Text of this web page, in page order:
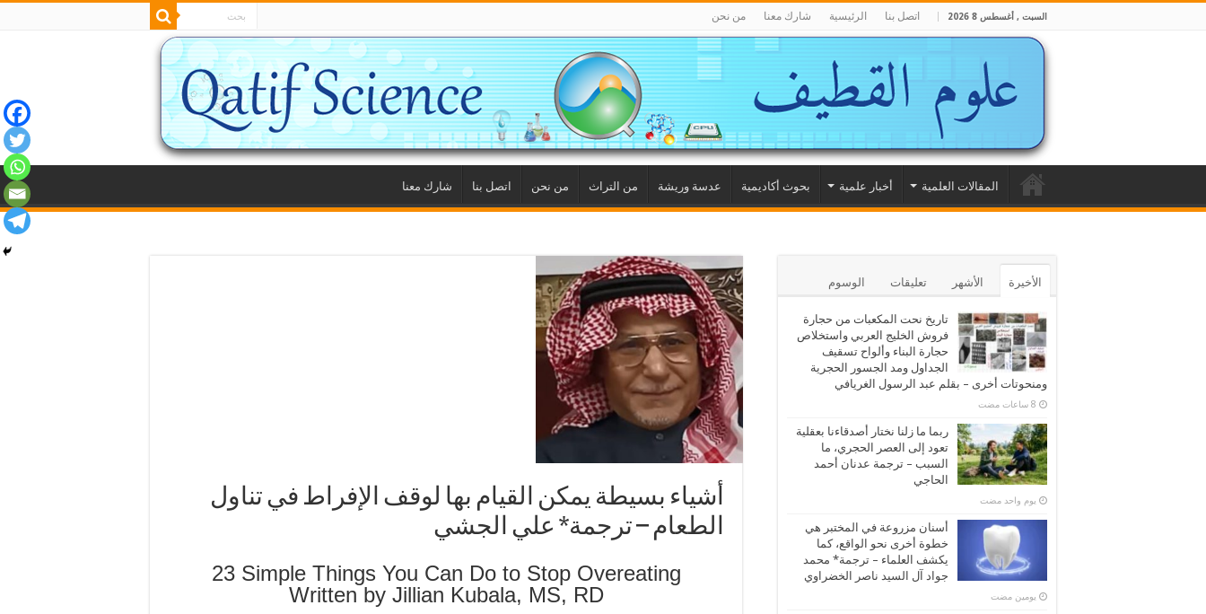
السبت , أغسطس 8 2026 اتصل بنا الرئيسية شارك معنا من نحن
المقالات العلمية أخبار علمية بحوث أكاديمية عدسة وريشة من التراث من نحن اتصل بنا شارك معنا
أشياء بسيطة يمكن القيام بها لوقف الإفراط في تناول
الطعام – ترجمة* علي الجشي
23 Simple Things You Can Do to Stop Overeating
Written by Jillian Kubala, MS, RD
الأخيرة الأشهر تعليقات الوسوم
تاريخ نحت المكعبات من حجارة
فروش الخليج العربي واستخلاص
حجارة البناء وألواح تسقيف
الجداول ومد الجسور الحجرية
ومنحوتات أخرى – بقلم عبد الرسول الغريافي
ربما ما زلنا نختار أصدقاءنا بعقلية
تعود إلى العصر الحجري، ما
السبب – ترجمة عدنان أحمد
الحاجي
‏يوم واحد مضت
أسنان مزروعة في المختبر هي
خطوة أخرى نحو الواقع، كما
يكشف العلماء – ترجمة* محمد
جواد آل السيد ناصر الخضراوي
‏يومين مضت